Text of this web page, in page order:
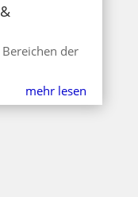
der
mehr lesen